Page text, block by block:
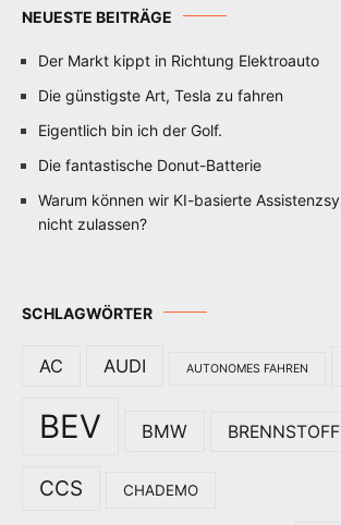
NEUESTE BEITRÄGE
Der Markt kippt in Richtung Elektroauto
Die günstigste Art, Tesla zu fahren
Eigentlich bin ich der Golf.
Die fantastische Donut-Batterie
Warum können wir KI-basierte
nicht zulassen?
SCHLAGWÖRTER
AC AUDI AUTONOMES FAHREN
BEV BMW
CCS CHADEMO